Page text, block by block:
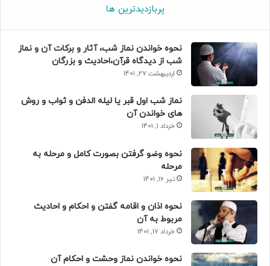
پربازدیدترین ها
نحوه خواندن نماز شب، آثار و برکات آن و نماز
شب از دیدگاه قرآن،احادیث و بزرگان
اردیبهشت 27, 1401
نماز شب اول قبر یا لیله الدفن و ثواب و روش
های خواندن آن
خرداد 1, 1401
نحوه وضو گرفتن بصورت کامل و مرحله به
مرحله
تیر 16, 1401
نحوه اذان و اقامه گفتن و احکام و احادیث
مربوط به آن
خرداد 17, 1401
نحوه خواندن نماز وحشت و احکام آن